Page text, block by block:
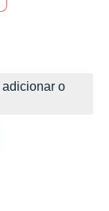
o